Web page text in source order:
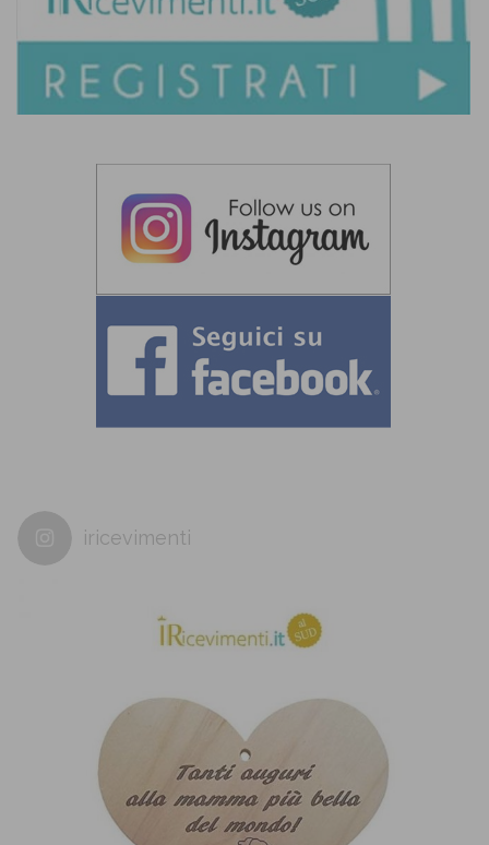
iricevimenti